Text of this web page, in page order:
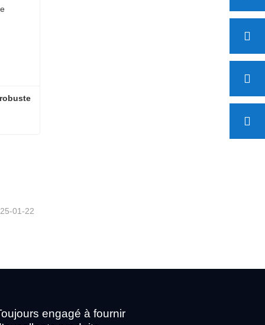
01-22
engagé à fournir